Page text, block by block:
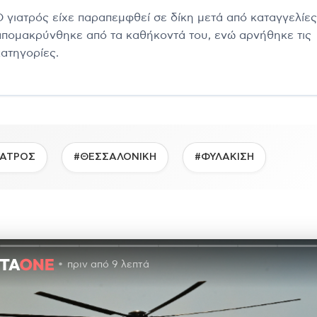
γιατρός είχε παραπεμφθεί σε δίκη μετά από καταγγελίες
από τα καθήκοντά του, ενώ αρνήθηκε τις
#ΘΕΣΣΑΛΟΝΙΚΗ #ΦΥΛΑΚΙΣΗ
πριν από 9 λεπτά